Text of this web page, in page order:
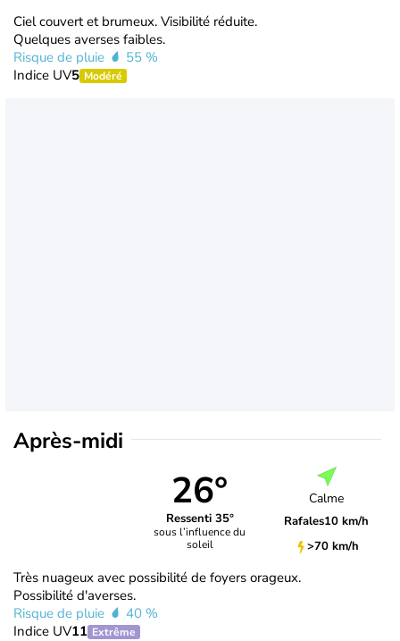
Ciel couvert et brumeux. Visibilité réduite.
Quelques averses faibles.
Risque de pluie
55 %
Indice UV5 Modéré
Après-midi
26°
Ressenti 35°
sous l’influence du
soleil
Calme
Rafales10 km/h
>70 km/h
Très nuageux avec possibilité de foyers orageux.
Possibilité d'averses.
Risque de pluie
40 %
Indice UV11 Extrême